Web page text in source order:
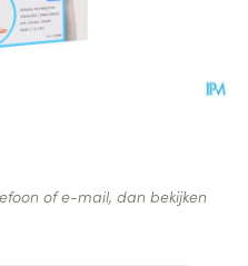
of e-mail, dan bekijken